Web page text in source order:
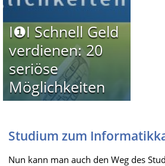
I❶I Schnell Geld
verdienen: 20
seriöse
Möglichkeiten
Studium zum
Nun kann man auch den Weg des